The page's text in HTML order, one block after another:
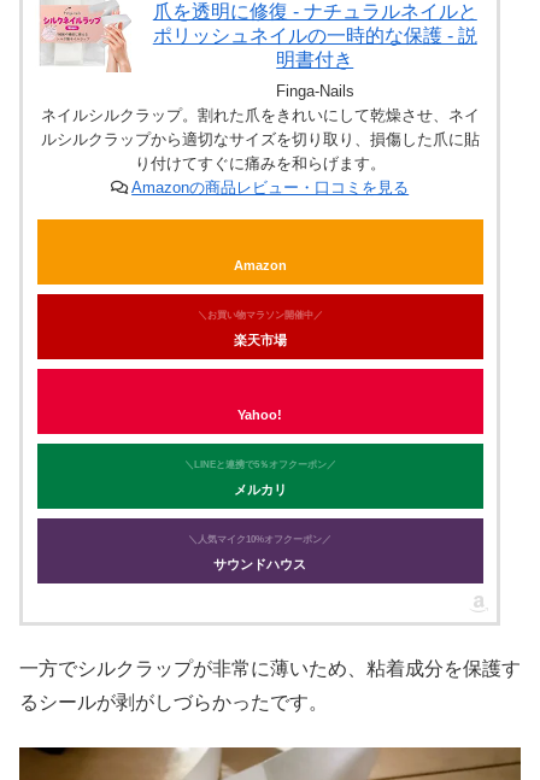
爪を透明に修復 - ナチュラルネイルと
ポリッシュネイルの一時的な保護 - 説
明書付き
Finga-Nails
ネイルシルクラップ。割れた爪をきれいにして乾燥させ、ネイ
ルシルクラップから適切なサイズを切り取り、損傷した爪に貼
り付けてすぐに痛みを和らげます。
Amazonの商品レビュー・口コミを見る
Amazon
＼お買い物マラソン開催中／
楽天市場
Yahoo!
＼LINEと連携で5％オフクーポン／
メルカリ
＼人気マイク10%オフクーポン／
サウンドハウス
一方でシルクラップが非常に薄いため、粘着成分を保護す
るシールが剥がしづらかったです。